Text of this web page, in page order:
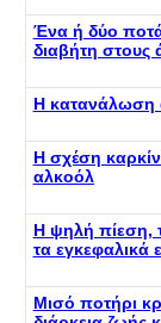
Ένα ή δύο
διαβήτη στους
Η κατανάλωση
Η σχέση
αλκοόλ
Η ψηλή πίεση,
τα εγκεφαλικά
Μισό ποτήρι